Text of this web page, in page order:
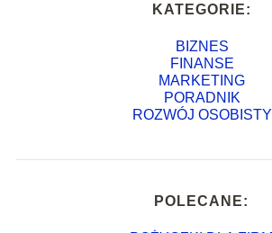
KATEGORIE:
BIZNES
FINANSE
MARKETING
PORADNIK
ROZWÓJ OSOBISTY
POLECANE: